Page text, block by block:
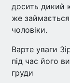
досить дикий
же займається
чоловіки.
Варте уваги
під час його
груди